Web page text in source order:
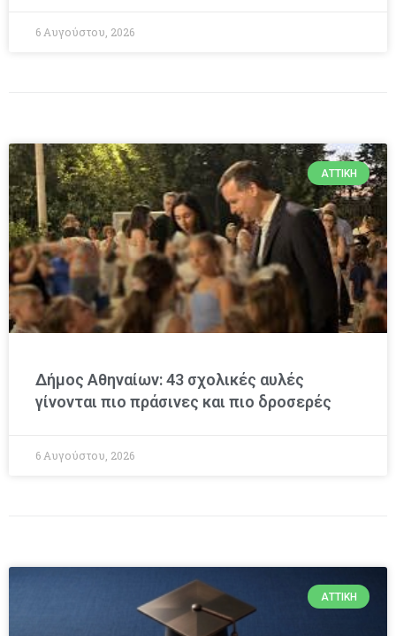
6 Αυγούστου, 2026
ΑΤΤΙΚΉ
Δήμος Αθηναίων: 43 σχολικές αυλές
γίνονται πιο πράσινες και πιο δροσερές
6 Αυγούστου, 2026
ΑΤΤΙΚΉ